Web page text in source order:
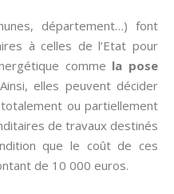
département…) font
à celles de l’Etat pour
comme la pose
elles peuvent décider
ou partiellement
de travaux destinés
que le coût de ces
de 10 000 euros.